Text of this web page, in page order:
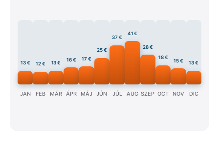
13 €
JAN
12 €
FEB
13 €
MÁR
16 €
ÁPR
17 €
MÁJ
25 €
JÚN
37 €
JÚL
41 €
AUG
28 €
SZEP
18 €
OCT
15 €
NOV
13 €
DIC